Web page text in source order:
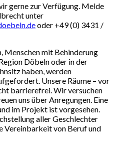
gerne zur Verfügung. Melde
unter
oder +49 (0) 3431 /
Menschen mit Behinderung
Döbeln oder in der
haben, werden
Unsere Räume – vor
barrierefrei. Wir versuchen
uns über Anregungen. Eine
im Projekt ist vorgesehen.
aller Geschlechter
Vereinbarkeit von Beruf und